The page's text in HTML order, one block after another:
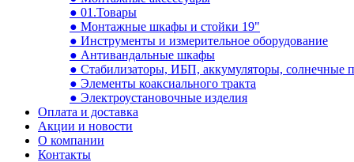
● 01.Товары
● Монтажные шкафы и стойки 19"
● Инструменты и измерительное оборудование
● Антивандальные шкафы
● Стабилизаторы, ИБП, аккумуляторы, солнечные
● Элементы коаксиального тракта
● Электроустановочные изделия
Оплата и доставка
Акции и новости
О компании
Контакты